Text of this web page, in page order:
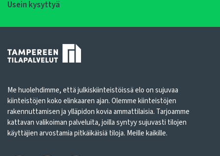
Usein kysyttyä
Me huolehdimme, että julkiskiinteistöissä elo on sujuvaa
kiinteistöjen koko elinkaaren ajan. Olemme kiinteistöjen
rakennuttamisen ja ylläpidon kovia ammattilaisia. Tarjoamme
kattavan valikoiman palveluita, joilla syntyy sujuvasti tilojen
käyttäjien arvostamia pitkäikäisiä tiloja. Meille kaikille.